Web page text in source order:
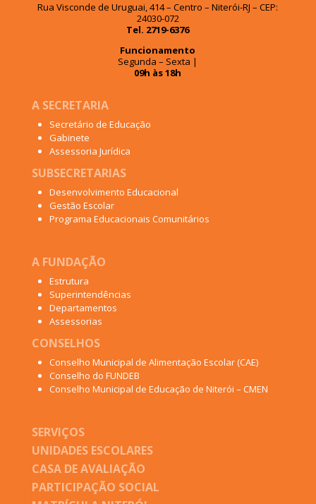
Rua Visconde de Uruguai, 414 – Centro – Niterói-RJ – CEP:
24030-072
Tel. 2719-6376
Funcionamento
Segunda – Sexta |
09h às 18h
A SECRETARIA
Secretário de Educação
Gabinete
Assessoria Jurídica
SUBSECRETARIAS
Desenvolvimento Educacional
Gestão Escolar
Programa Educacionais Comunitários
A FUNDAÇÃO
Estrutura
Superintendências
Departamentos
Assessorias
CONSELHOS
Conselho Municipal de Alimentação Escolar (CAE)
Conselho do FUNDEB
Conselho Municipal de Educação de Niterói – CMEN
SERVIÇOS
UNIDADES ESCOLARES
CASA DE AVALIAÇÃO
PARTICIPAÇÃO SOCIAL